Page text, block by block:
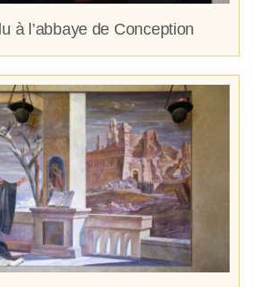
à l’abbaye de Conception